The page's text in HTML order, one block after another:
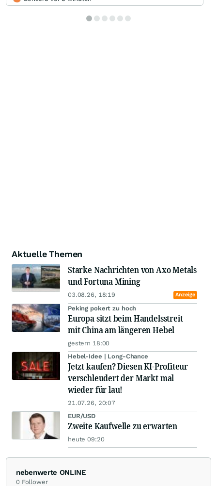
Aktuelle Themen
Starke Nachrichten von Axo Metals
und Fortuna Mining
03.08.26, 18:19 Anzeige
Peking pokert zu hoch
Europa sitzt beim Handelsstreit
mit China am längeren Hebel
gestern 18:00
Hebel-Idee | Long-Chance
Jetzt kaufen? Diesen KI-Profiteur
verschleudert der Markt mal
wieder für lau!
21.07.26, 20:07
EUR/USD
Zweite Kaufwelle zu erwarten
heute 09:20
nebenwerte ONLINE
0 Follower